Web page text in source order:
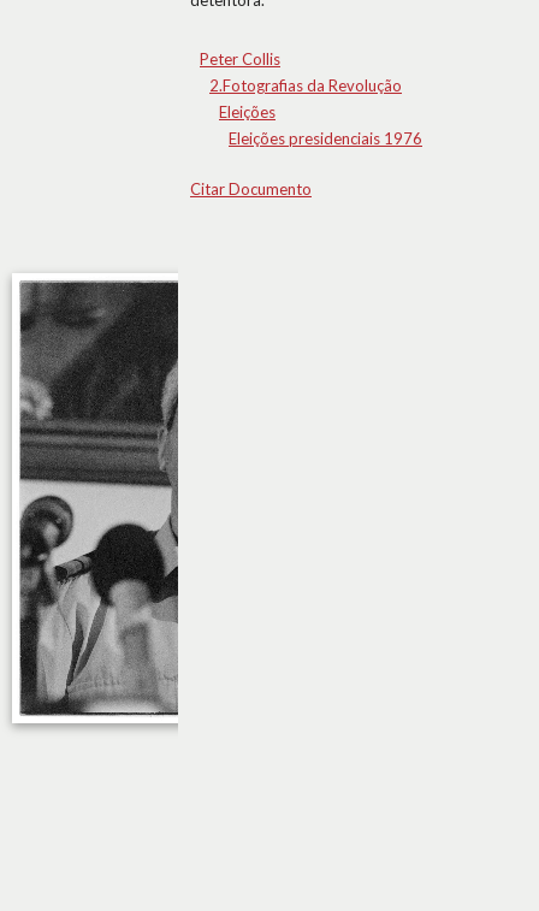
Peter Collis
2.Fotografias da Revolução
Eleições
Eleições presidenciais 1976
Citar Documento